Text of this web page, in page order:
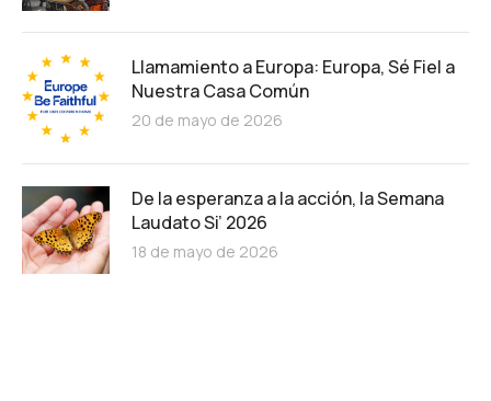
Llamamiento a Europa: Europa, Sé Fiel a
Nuestra Casa Común
20 de mayo de 2026
De la esperanza a la acción, la Semana
Laudato Si’ 2026
18 de mayo de 2026